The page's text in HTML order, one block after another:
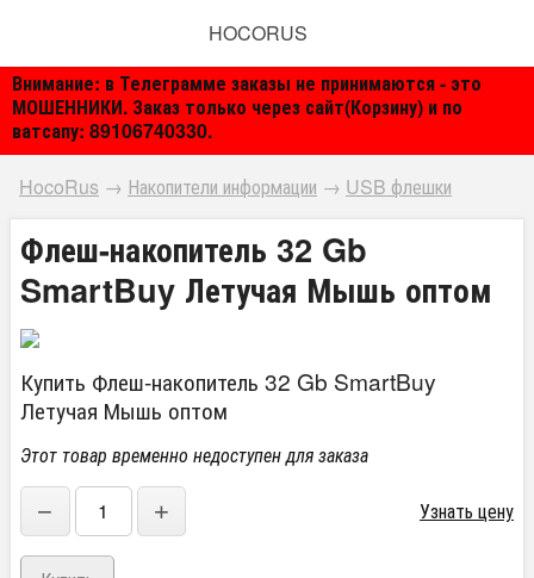
Внимание: в Телеграмме заказы не принимаются - это
МОШЕННИКИ. Заказ только через сайт(Корзину) и по
ватсапу: 89106740330.
HOCORUS
HocoRus → Накопители информации → USB флешки
Флеш-накопитель 32 Gb
SmartBuy Летучая Мышь оптом
Купить Флеш-накопитель 32 Gb SmartBuy
Летучая Мышь оптом
Этот товар временно недоступен для заказа
− + Узнать цену